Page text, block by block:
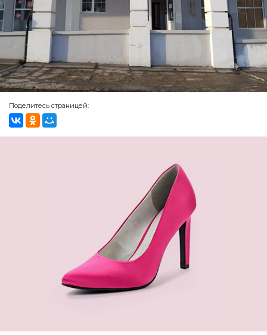
Поделитесь страницей: